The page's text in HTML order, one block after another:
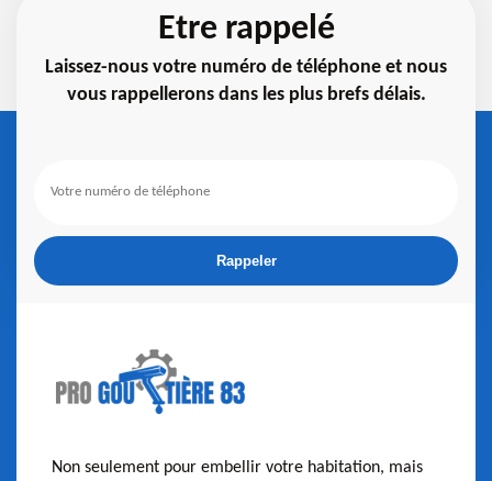
Etre rappelé
Laissez-nous votre numéro de téléphone et nous
vous rappellerons dans les plus brefs délais.
Non seulement pour embellir votre habitation, mais